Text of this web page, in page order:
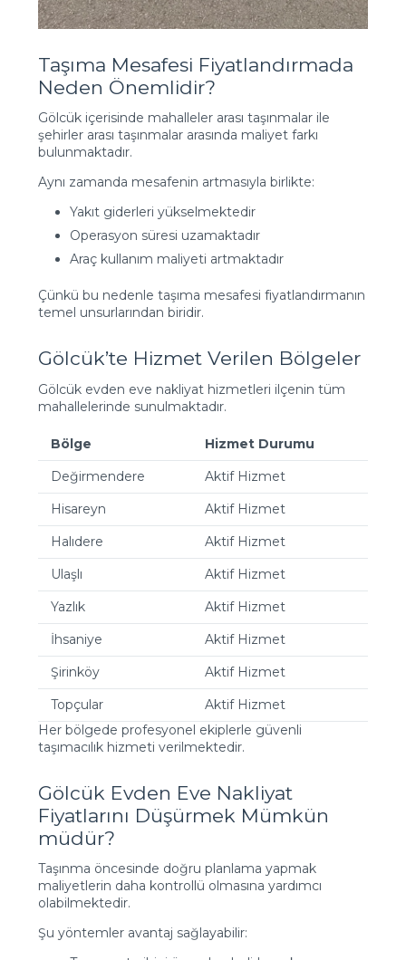
Taşıma Mesafesi Fiyatlandırmada
Neden Önemlidir?
Gölcük içerisinde mahalleler arası taşınmalar ile
şehirler arası taşınmalar arasında maliyet farkı
bulunmaktadır.
Aynı zamanda mesafenin artmasıyla birlikte:
Yakıt giderleri yükselmektedir
Operasyon süresi uzamaktadır
Araç kullanım maliyeti artmaktadır
Çünkü bu nedenle taşıma mesafesi fiyatlandırmanın
temel unsurlarından biridir.
Gölcük’te Hizmet Verilen Bölgeler
Gölcük evden eve nakliyat hizmetleri ilçenin tüm
mahallelerinde sunulmaktadır.
Bölge
Hizmet Durumu
Değirmendere
Aktif Hizmet
Hisareyn
Aktif Hizmet
Halıdere
Aktif Hizmet
Ulaşlı
Aktif Hizmet
Yazlık
Aktif Hizmet
İhsaniye
Aktif Hizmet
Şirinköy
Aktif Hizmet
Topçular
Aktif Hizmet
Her bölgede profesyonel ekiplerle güvenli
taşımacılık hizmeti verilmektedir.
Gölcük Evden Eve Nakliyat
Fiyatlarını Düşürmek Mümkün
müdür?
Taşınma öncesinde doğru planlama yapmak
maliyetlerin daha kontrollü olmasına yardımcı
olabilmektedir.
Şu yöntemler avantaj sağlayabilir: